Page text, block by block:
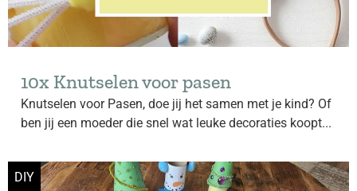
10x Knutselen voor pasen
Knutselen voor Pasen, doe jij het samen met je kind? Of
ben jij een moeder die snel wat leuke decoraties koopt...
DIY